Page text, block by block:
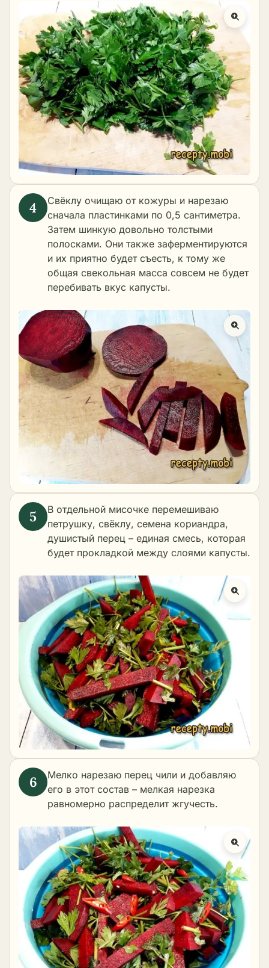
Свёклу очищаю от кожуры и нарезаю
сначала пластинками по 0,5 сантиметра.
Затем шинкую довольно толстыми
полосками. Они также заферментируются
и их приятно будет съесть, к тому же
общая свекольная масса совсем не будет
перебивать вкус капусты.
В отдельной мисочке перемешиваю
петрушку, свёклу, семена кориандра,
душистый перец – единая смесь, которая
будет прокладкой между слоями капусты.
Мелко нарезаю перец чили и добавляю
его в этот состав – мелкая нарезка
равномерно распределит жгучесть.